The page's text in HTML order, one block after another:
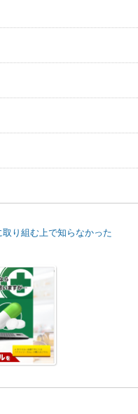
取り組む上で知らなかった